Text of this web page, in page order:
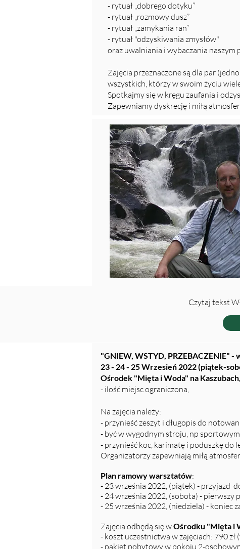
- rytuał „dobrego dotyku”
- rytuał „rozmowy dusz”
- rytuał „zamykania ran”
- rytuał "odzyskiwania zmysłów"
oraz uwalniania i wybaczania naszym
Zajęcia przeznaczone są dla par
wszystkich, którzy w swoim życiu
Spotkajmy się w kręgu zaufania i
Zapewniamy dyskrecję i miłą
Czytaj tekst
"GNIEW, WSTYD, PRZEBACZENIE"
23 - 24 - 25 Wrzesień 2022 (piątek-
Ośrodek "Mięta i Woda" na Kaszubach
- ilość miejsc ograniczona,
Na zajęcia należy:
- przynieść zeszyt i długopis do
- być w wygodnym stroju, np
- przynieść koc, karimatę i poduszkę do
Organizatorzy zapewniają miłą
Plan ramowy warsztatów:
- 23 września 2022, (piątek) - przyjazd
- 24 września 2022, (sobota) - pierwszy
- 25 września 2022, (niedziela) - koniec
Zajęcia odbędą się wOśrodku "Mięta i
- koszt uczestnictwa w zajęciach: 790
- pakiet pobytowy w pokoju 2-